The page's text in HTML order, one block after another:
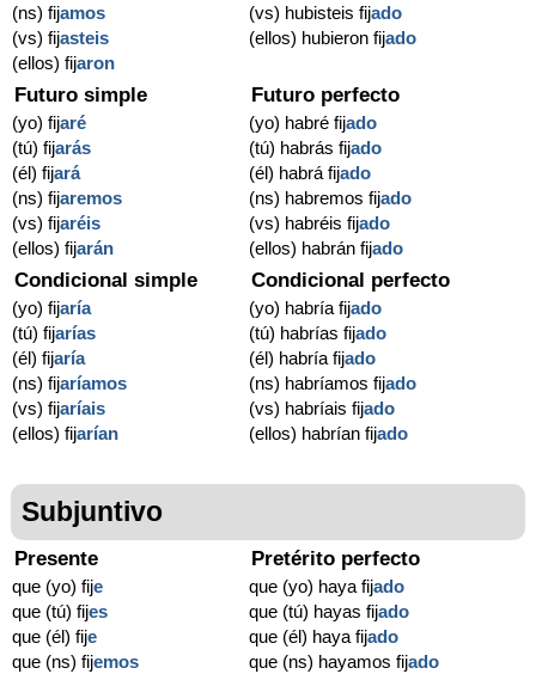
(ns) fijamos
(vs) fijasteis
(ellos) fijaron
(vs) hubisteis fijado
(ellos) hubieron fijado
Futuro simple
(yo) fijaré
(tú) fijarás
(él) fijará
(ns) fijaremos
(vs) fijaréis
(ellos) fijarán
Futuro perfecto
(yo) habré fijado
(tú) habrás fijado
(él) habrá fijado
(ns) habremos fijado
(vs) habréis fijado
(ellos) habrán fijado
Condicional simple
(yo) fijaría
(tú) fijarías
(él) fijaría
(ns) fijaríamos
(vs) fijaríais
(ellos) fijarían
Condicional perfecto
(yo) habría fijado
(tú) habrías fijado
(él) habría fijado
(ns) habríamos fijado
(vs) habríais fijado
(ellos) habrían fijado
Subjuntivo
Presente
que (yo) fije
que (tú) fijes
que (él) fije
que (ns) fijemos
Pretérito perfecto
que (yo) haya fijado
que (tú) hayas fijado
que (él) haya fijado
que (ns) hayamos fijado